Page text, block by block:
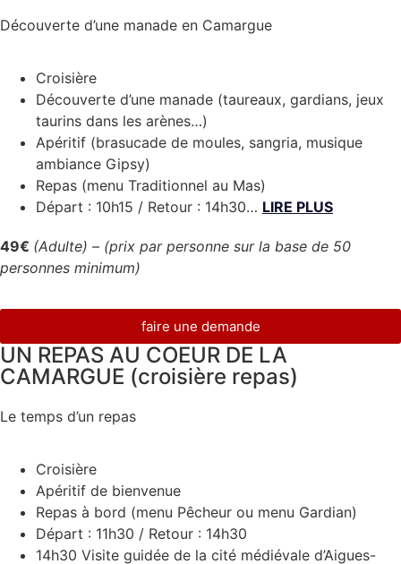
Découverte d’une manade en Camargue
Croisière
Découverte d’une manade (taureaux, gardians, jeux
taurins dans les arènes…)
Apéritif (brasucade de moules, sangria, musique
ambiance Gipsy)
Repas (menu Traditionnel au Mas)
Départ : 10h15 / Retour : 14h30… LIRE PLUS
49€ (Adulte) – (prix par personne sur la base de 50
personnes minimum)
faire une demande
UN REPAS AU COEUR DE LA
CAMARGUE (croisière repas)
Le temps d’un repas
Croisière
Apéritif de bienvenue
Repas à bord (menu Pêcheur ou menu Gardian)
Départ : 11h30 / Retour : 14h30
14h30 Visite guidée de la cité médiévale d’Aigues-